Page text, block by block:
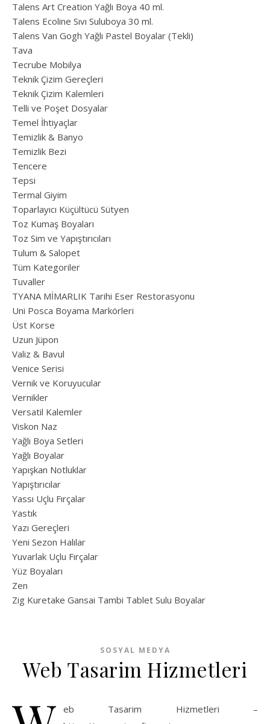
Talens Art Creation Yağlı Boya 40 ml.
Talens Ecoline Sıvı Suluboya 30 ml.
Talens Van Gogh Yağlı Pastel Boyalar (Tekli)
Tava
Tecrube Mobilya
Teknik Çizim Gereçleri
Teknik Çizim Kalemleri
Telli ve Poşet Dosyalar
Temel İhtiyaçlar
Temizlik & Banyo
Temizlik Bezi
Tencere
Tepsi
Termal Giyim
Toparlayıcı Küçültücü Sütyen
Toz Kumaş Boyaları
Toz Sim ve Yapıştırıcıları
Tulum & Salopet
Tüm Kategoriler
Tuvaller
TYANA MİMARLIK Tarihi Eser Restorasyonu
Uni Posca Boyama Markörleri
Üst Korse
Uzun Jüpon
Valiz & Bavul
Venice Serisi
Vernik ve Koruyucular
Vernikler
Versatil Kalemler
Viskon Naz
Yağlı Boya Setleri
Yağlı Boyalar
Yapışkan Notluklar
Yapıştırıcılar
Yassı Uçlu Fırçalar
Yastık
Yazı Gereçleri
Yeni Sezon Halılar
Yuvarlak Uçlu Fırçalar
Yüz Boyaları
Zen
​Zig Kuretake Gansai Tambi Tablet Sulu Boyalar
SOSYAL MEDYA
Web Tasarim Hizmetleri
eb Tasarim Hizmetleri –